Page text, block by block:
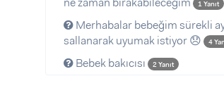
1 Yanıt
Merhabalar bebeğim sürekli
sallanarak uyumak istiyor 😞
4
Bebek bakıcısı 2 Yanıt